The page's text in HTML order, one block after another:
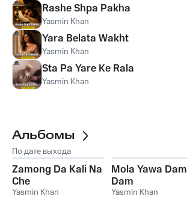
Rashe Shpa Pakha
Yasmin Khan
Yara Belata Wakht
Yasmin Khan
Sta Pa Yare Ke Rala
Yasmin Khan
Альбомы
По дате выхода
Zamong Da Kali Na
Che
Yasmin Khan
Mola Yawa Dam
Dam
Yasmin Khan